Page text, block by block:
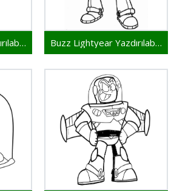
Buzz Lightyear Yazdırılabilir Görsel Buzz Lightyear Yazdırılabilir Çocuklar İçin